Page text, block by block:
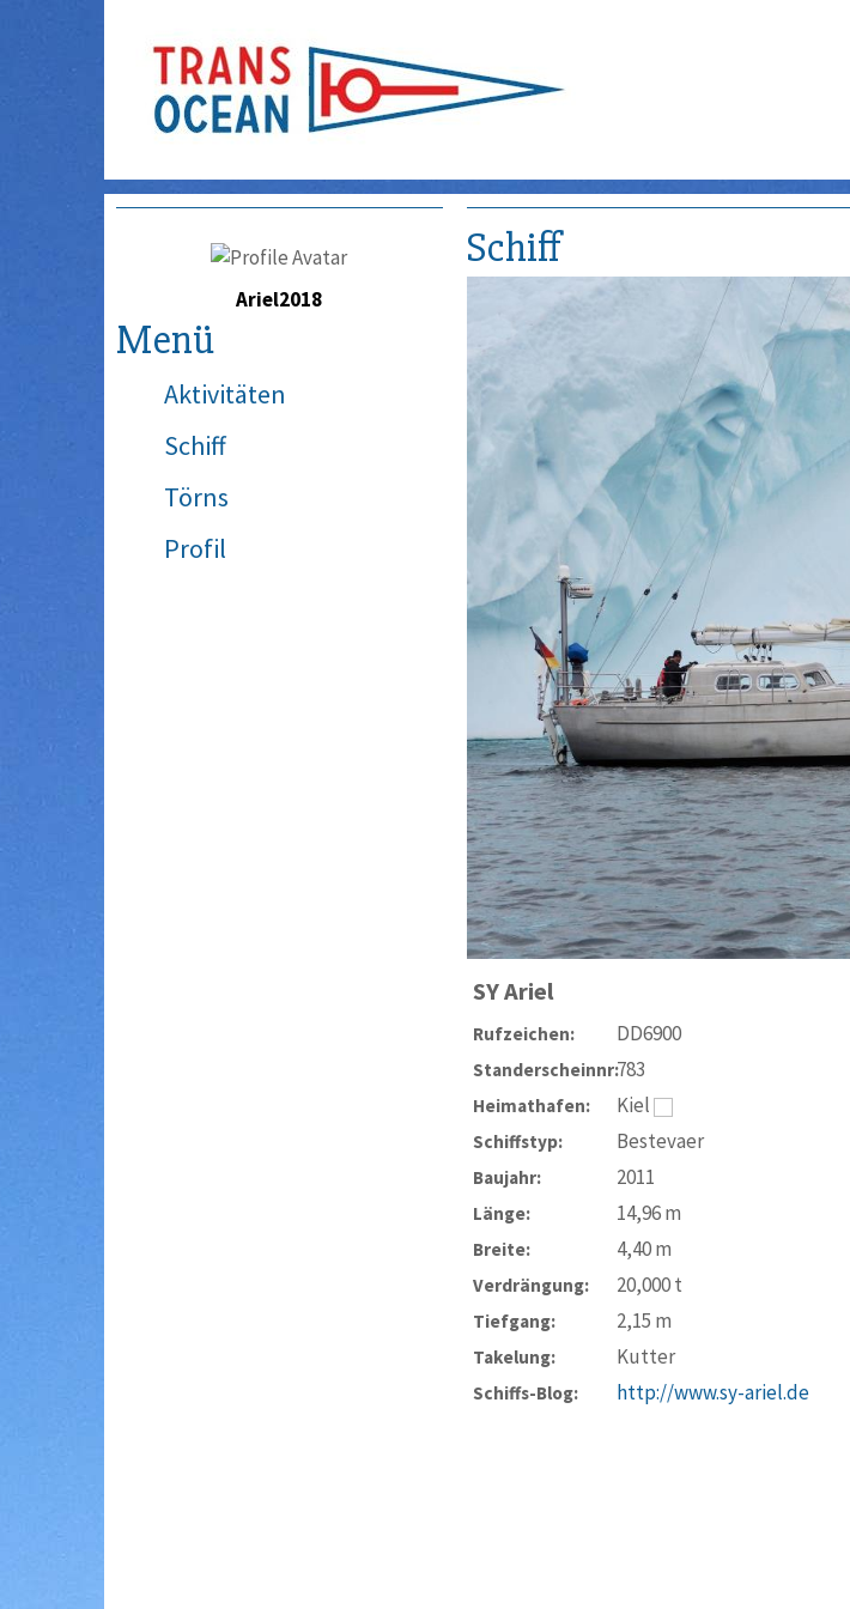
Ariel2018
Menü
Aktivitäten
Schiff
Törns
Profil
Schiff
SYAriel
Rufzeichen: DD6900
Standerscheinnr:783
Heimathafen: Kiel
Schiffstyp: Bestevaer
Baujahr: 2011
Länge: 14,96m
Breite: 4,40m
Verdrängung: 20,000t
Tiefgang: 2,15 m
Takelung: Kutter
Schiffs-Blog: http://www.sy-ariel.de